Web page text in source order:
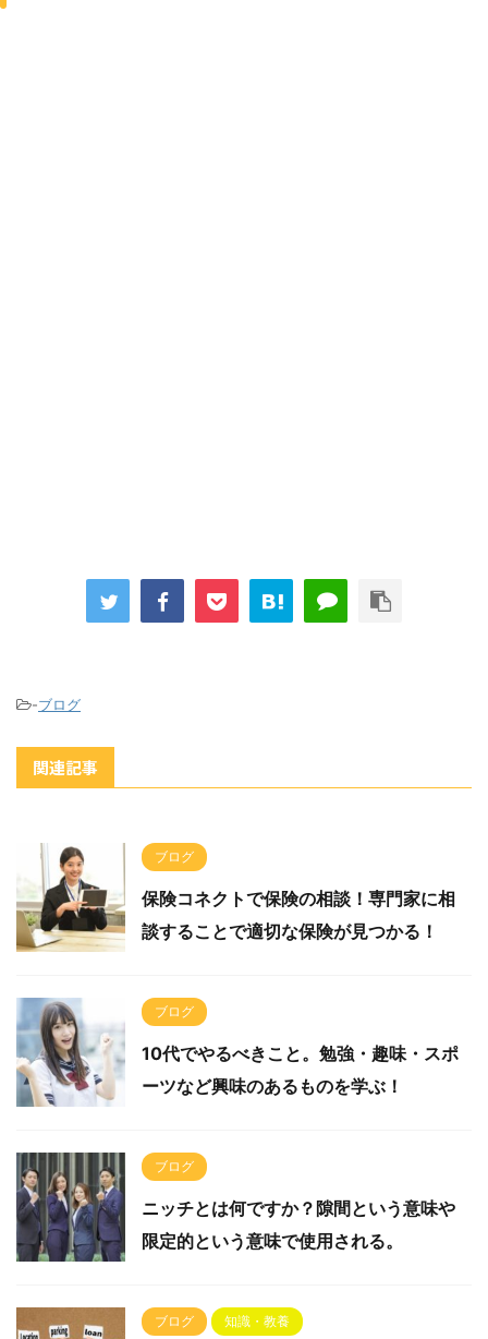
-ブログ
関連記事
ブログ
保険コネクトで保険の相談！専門家に相
談することで適切な保険が見つかる！
ブログ
10代でやるべきこと。勉強・趣味・スポ
ーツなど興味のあるものを学ぶ！
ブログ
ニッチとは何ですか？隙間という意味や
限定的という意味で使用される。
ブログ 知識・教養